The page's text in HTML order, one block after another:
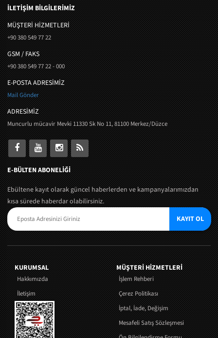
İLETİŞİM BİLGİLERİMİZ
MÜŞTERI HIZMETLERI
+90 380 549 77 22
GSM / FAKS
+90 380 549 77 22 - 000
E-POSTA ADRESİMİZ
Mail Gönder
ADRESİMİZ
Muncurlu mücavir Mevki 11330 Sk No 11, 81100 Merkez/Düzce
E-BÜLTEN ABONELİĞİ
Ebültene kayıt olarak güncel haberlerden ve kampanyalarımızdan
kısa sürede haberdar olabilirsiniz.
KAYIT OL
KURUMSAL
Hakkımızda
İletişim
MÜŞTERI HIZMETLERI
İşlem Rehberi
Çerez Politikası
İptal, İade, Değişim
Mesafeli Satış Sözleşmesi